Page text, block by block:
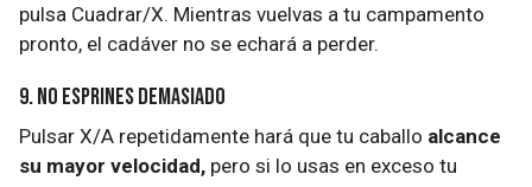
pulsa Cuadrar/X. Mientras vuelvas a tu campamento
pronto, el cadáver no se echará a perder.
9. No esprines demasiado
Pulsar X/A repetidamente hará que tu caballo alcance
su mayor velocidad, pero si lo usas en exceso tu